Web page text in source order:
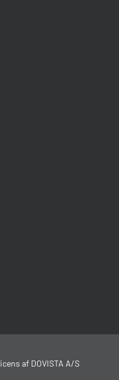
af DOVISTA A/S